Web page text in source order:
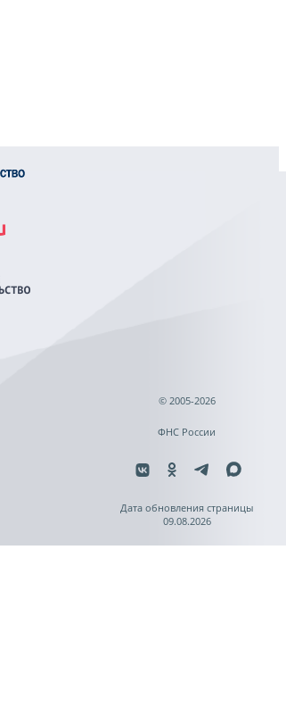
© 2005-2026
ФНС России
Дата обновления страницы
09.08.2026